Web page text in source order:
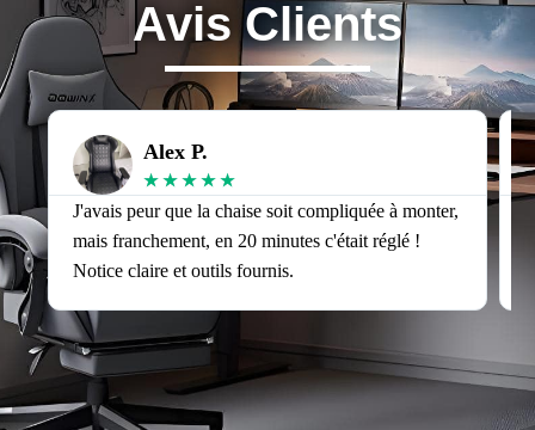
Avis Clients
Alex P.
★ ★ ★ ★ ★
J'avais peur que la chaise soit compliquée à monter,
mais franchement, en 20 minutes c'était réglé !
Notice claire et outils fournis.